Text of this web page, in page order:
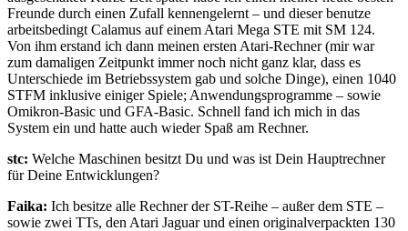
Freunde durch einen Zufall kennengelernt – und dieser benutze
arbeitsbedingt Calamus auf einem Atari Mega STE mit SM 124.
Von ihm erstand ich dann meinen ersten Atari-Rechner (mir war
zum damaligen Zeitpunkt immer noch nicht ganz klar, dass es
Unterschiede im Betriebssystem gab und solche Dinge), einen 1040
STFM inklusive einiger Spiele; Anwendungsprogramme – sowie
Omikron-Basic und GFA-Basic. Schnell fand ich mich in das
System ein und hatte auch wieder Spaß am Rechner.
stc: Welche Maschinen besitzt Du und was ist Dein Hauptrechner
für Deine Entwicklungen?
Faika: Ich besitze alle Rechner der ST-Reihe – außer dem STE –
sowie zwei TTs, den Atari Jaguar und einen originalverpackten 130